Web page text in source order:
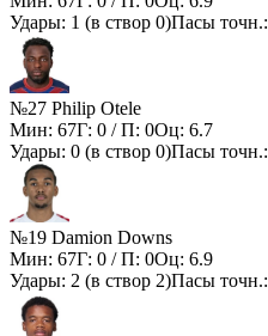
Удары: 1 (в створ 0)Пасы точн.:
№27 Philip Otele
Мин: 67Г: 0 / П: 0Оц: 6.7
Удары: 0 (в створ 0)Пасы точн.:
№19 Damion Downs
Мин: 67Г: 0 / П: 0Оц: 6.9
Удары: 2 (в створ 2)Пасы точн.: